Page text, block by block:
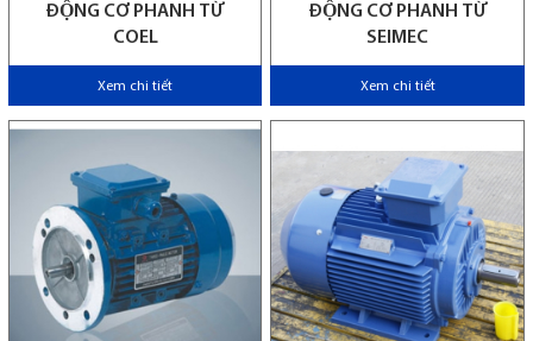
ĐỘNG CƠ PHANH TỪ
COEL
Xem chi tiết
ĐỘNG CƠ PHANH TỪ
SEIMEC
Xem chi tiết